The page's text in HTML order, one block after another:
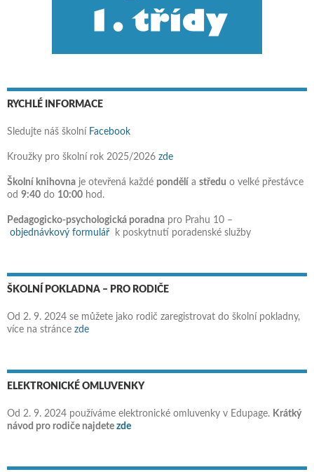
RYCHLÉ INFORMACE
Sledujte náš školní Facebook
Kroužky pro školní rok 2025/2026 zde
Školní knihovna je otevřená každé pondělí a středu o velké přestávce
od 9:40 do 10:00 hod.
Pedagogicko-psychologická poradna pro Prahu 10 –
objednávkový formulář k poskytnutí poradenské služby
ŠKOLNÍ POKLADNA – PRO RODIČE
Od 2. 9. 2024 se můžete jako rodič zaregistrovat do školní pokladny,
více na stránce zde
ELEKTRONICKÉ OMLUVENKY
Od 2. 9. 2024 používáme elektronické omluvenky v Edupage. Krátký
návod pro rodiče najdete zde